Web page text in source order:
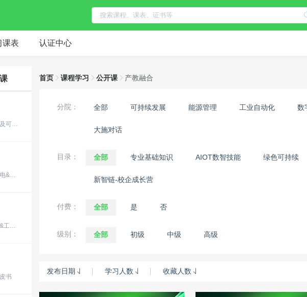
课表 认证中心
碳中和及可持续发展
智能配电&数字能源
触摸屏&工控机
书
首页 课程学习 公开课 产教融合
分院： 全部 可持续发展 能源管理 工业自动化 数
大施对话
目录： 全部 专业基础知识 AIOT数智技能 绿色可持续
新智链-校企成长营
付费： 全部 是 否
级别： 全部 初级 中级 高级
发布日期 学习人数 收藏人数